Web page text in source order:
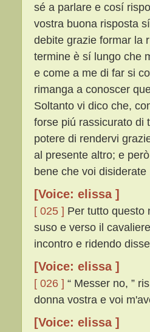
sé a parlare e cosí
vostra buona risposta
debite grazie formar la
termine è sí lungo che
e come a me di far si
rimanga a conoscer
Soltanto vi dico che,
forse piú rassicurato di
potere di rendervi
al presente altro; e
bene che voi
[Voice: elissa ]
[ 025 ] Per tutto questo
suso e verso il
incontro e ridendo
[Voice: elissa ]
[ 026 ] “ Messer no, ”
donna vostra e voi
[Voice: elissa ]